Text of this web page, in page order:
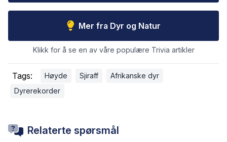
Mer fra Dyr og Natur
Klikk for å se en av våre populære Trivia artikler
Tags: Høyde Sjiraff
Afrikanske dyr
Dyrerekorder
Relaterte spørsmål